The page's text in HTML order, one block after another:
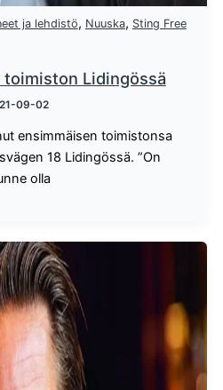
ja lehdistö, Nuuska, Sting Free
toimiston Lidingössä
09-02
ensimmäisen toimistonsa
18 Lidingössä. ”On
olla